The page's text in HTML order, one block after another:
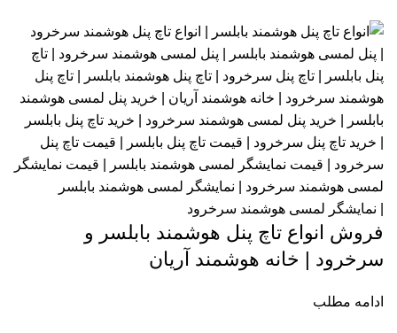
فروش انواع تاچ پنل هوشمند بابلسر و
سرخرود | خانه هوشمند آریان
ادامه مطلب